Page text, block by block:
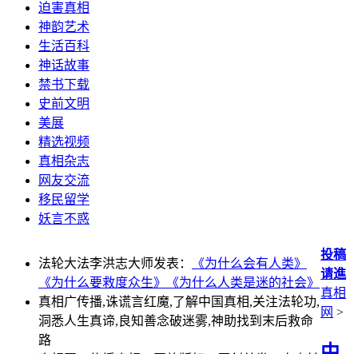
迫害真相
神韵艺术
生活百科
神话故事
禁书下载
史前文明
美展
精选视频
真相杂志
网友交流
移民留学
妖言不惑
法轮大法李洪志大师发表：
《为什么会有人类》
《为什么要救度众生》
《为什么人类是迷的社会》
真相广传播,诛谎言红魔,了解中国真相,关注法轮功,
洞悉人生真谛,良知善念破迷雾,神助找到末后救命
路
投稿
请進
真相
网 >